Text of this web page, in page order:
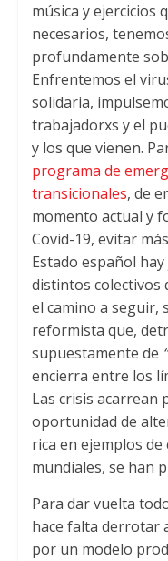
música y ejercicios
necesarios,
profundamente
Enfrentemos el
solidaria,
trabajadorxs y el
y los que vienen.
programa de
transicionales, de
momento actual y
Covid-19, evitar
Estado español
distintos colectivos
el camino a seguir,
reformista que,
supuestamente de
encierra entre los
Las crisis acarrean
oportunidad de
rica en ejemplos
mundiales, se han
Para dar vuelta
hace falta derrotar
por un modelo